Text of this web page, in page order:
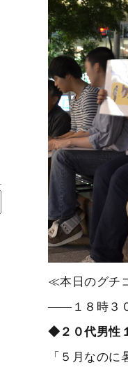
≪本日のグチ
――１８時３
◆２０代男性
「５月なのに